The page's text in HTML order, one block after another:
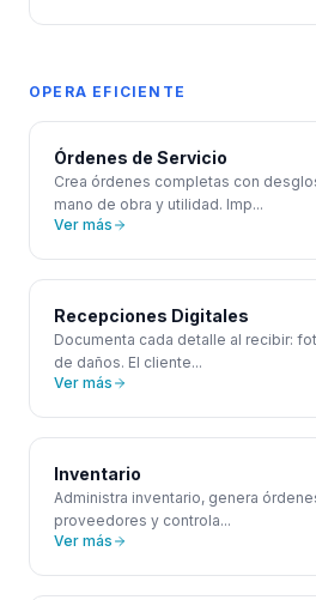
OPERA EFICIENTE
Órdenes de Servicio
Crea órdenes completas con
mano de obra y utilidad. Imp...
Ver más
Recepciones Digitales
Documenta cada detalle al recibir:
de daños. El cliente...
Ver más
Inventario
Administra inventario, genera
proveedores y controla...
Ver más